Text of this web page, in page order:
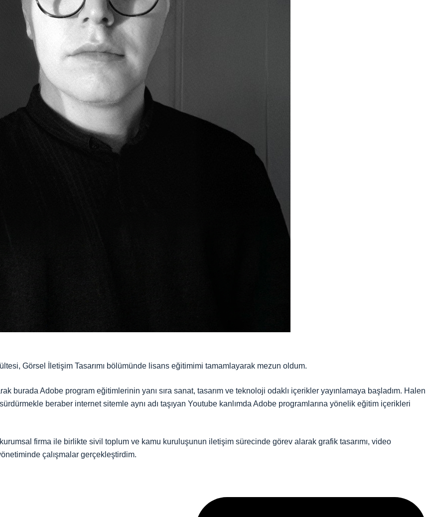
Görsel İletişim Tasarımı bölümünde lisans eğitimimi tamamlayarak mezun oldum.
burada Adobe program eğitimlerinin yanı sıra sanat, tasarım ve teknoloji odaklı içerikler yayınlamaya başladım. Halen
beraber internet sitemle aynı adı taşıyan Youtube kanlımda Adobe programlarına yönelik eğitim içerikleri
firma ile birlikte sivil toplum ve kamu kuruluşunun iletişim sürecinde görev alarak grafik tasarımı, video
çalışmalar gerçekleştirdim.